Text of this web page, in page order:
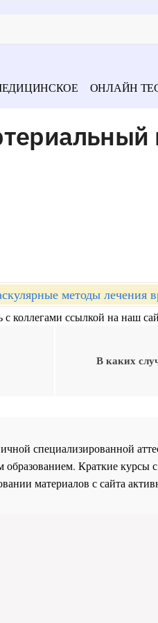
ОНЛАЙН
методы лечения
с коллегами ссылкой на наш
В каких
специализированной
Краткие курсы
материалов с сайта